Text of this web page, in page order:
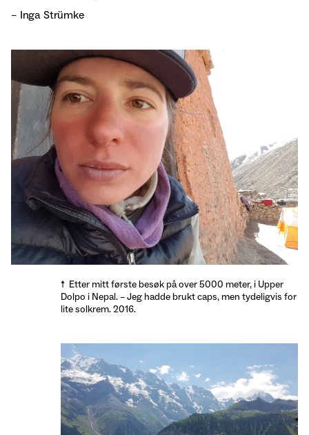
– Inga Strümke
Etter mitt første besøk på over 5000 meter, i Upper
Dolpo i Nepal. – Jeg hadde brukt caps, men tydeligvis for
lite solkrem. 2016.